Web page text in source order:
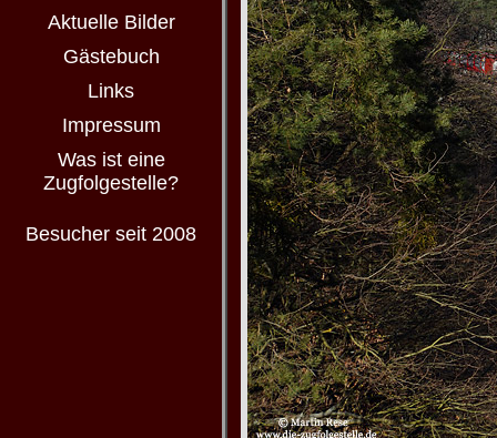
Aktuelle Bilder
Gästebuch
Links
Impressum
Was ist eine
Zugfolgestelle?
Besucher seit 2008